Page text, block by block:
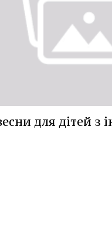
для дітей з